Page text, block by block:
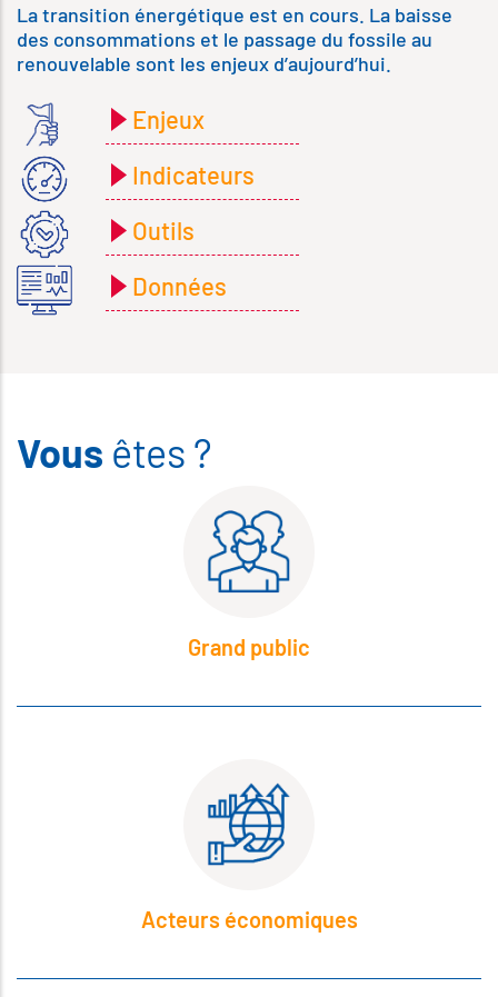
La transition énergétique est en cours. La baisse
des consommations et le passage du fossile au
renouvelable sont les enjeux d’aujourd’hui.
Enjeux
Indicateurs
Outils
Données
Vous êtes ?
Grand public
Acteurs économiques